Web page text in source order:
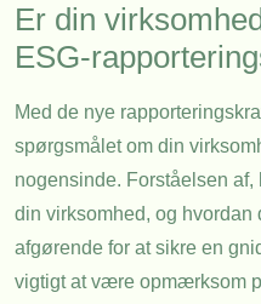
Er din
ESG-
Med de nye
spørgsmålet om din
nogensinde. Forståelsen
din virksomhed, og hvordan
afgørende for at sikre en
vigtigt at være opmærksom